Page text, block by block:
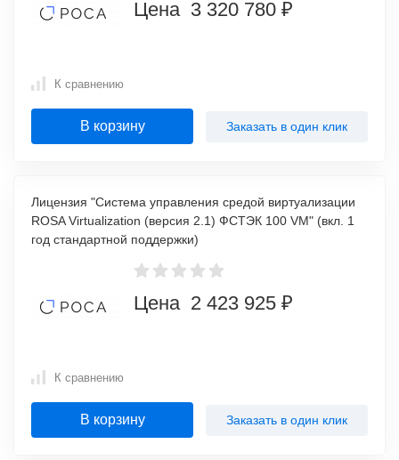
Цена 3 320 780 ₽
К сравнению
В корзину Заказать в один клик
Лицензия "Система управления средой виртуализации
ROSA Virtualization (версия 2.1) ФСТЭК 100 VM" (вкл. 1
год стандартной поддержки)
Цена 2 423 925 ₽
К сравнению
В корзину Заказать в один клик